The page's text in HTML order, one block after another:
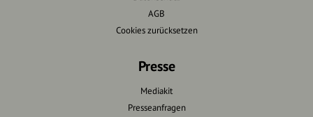
AGB
Cookies zurücksetzen
Presse
Mediakit
Presseanfragen